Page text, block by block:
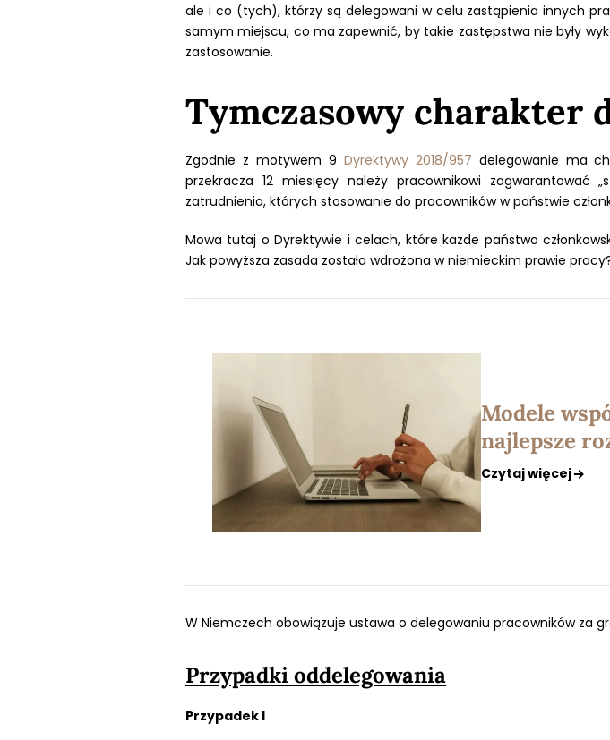
ale i co (tych), którzy są delegowani w celu zastąpienia innych
samym miejscu, co ma zapewnić, by takie zastępstwa nie były
zastosowanie.
Tymczasowy charakter
Zgodnie z motywem 9 Dyrektywy 2018/957 delegowanie ma
przekracza 12 miesięcy należy pracownikowi zagwarantować
zatrudnienia, których stosowanie do pracowników w państwie
Mowa tutaj o Dyrektywie i celach, które każde państwo
Jak powyższa zasada została wdrożona w niemieckim prawie
Modele
najlepsze
Czytaj więcej
W Niemczech obowiązuje ustawa o delegowaniu pracowników za
Przypadki oddelegowania
Przypadek I